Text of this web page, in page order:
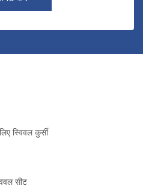
स्विवल कुर्सी
सीट